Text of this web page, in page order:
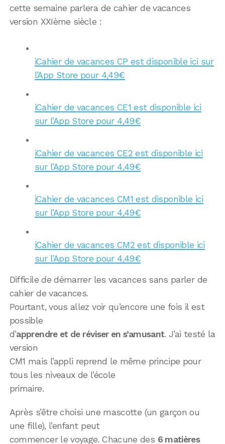
cette semaine parlera de cahier de vacances
version XXIème siècle :
iCahier de vacances CP est disponible ici sur
l’App Store pour 4,49€
iCahier de vacances CE1 est disponible ici
sur l’App Store pour 4,49€
iCahier de vacances CE2 est disponible ici
sur l’App Store pour 4,49€
iCahier de vacances CM1 est disponible ici
sur l’App Store pour 4,49€
iCahier de vacances CM2 est disponible ici
sur l’App Store pour 4,49€
Difficile de démarrer les vacances sans parler de
cahier de vacances.
Pourtant, vous allez voir qu’encore une fois il est
possible
d’apprendre et de réviser en s’amusant. J’ai testé la
version
CM1 mais l’appli reprend le même principe pour
tous les niveaux de l’école
primaire.
Après s’être choisi une mascotte (un garçon ou
une fille), l’enfant peut
commencer le voyage. Chacune des 6 matières